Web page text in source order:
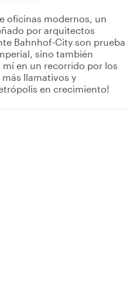
oficinas modernos, un
por arquitectos
Bahnhof-City son prueba
sino también
mí en un recorrido por los
llamativos y
en crecimiento!